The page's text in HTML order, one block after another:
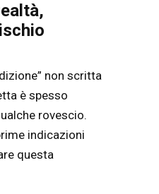
non scritta
è spesso
rovescio.
indicazioni
questa